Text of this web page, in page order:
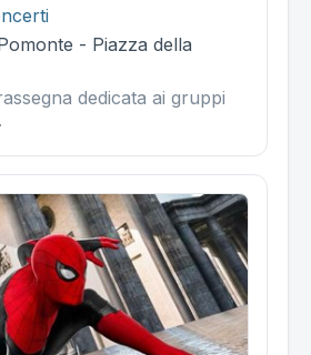
- Piazza della
dedicata ai gruppi